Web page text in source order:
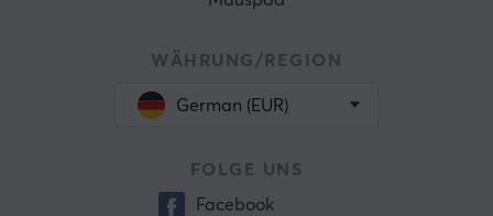
WÄHRUNG/REGION
German (EUR)
FOLGE UNS
Facebook